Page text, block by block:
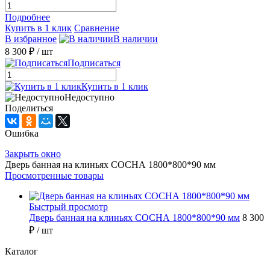
Подробнее
Купить в 1 клик Сравнение
В избранное
В наличии
8 300 ₽ / шт
Подписаться
Купить в 1 клик
Недоступно
Поделиться
Ошибка
Закрыть окно
Дверь банная на клиньях СОСНА 1800*800*90 мм
Просмотренные товары
Быстрый просмотр
Дверь банная на клиньях СОСНА 1800*800*90 мм 8 300
₽ / шт
Каталог